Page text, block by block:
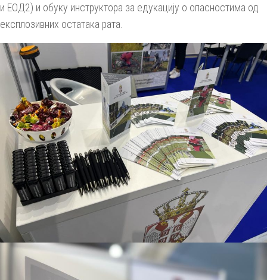
и ЕОД2) и обуку инструктора за едукацију о опасностима од
експлозивних остатака рата.